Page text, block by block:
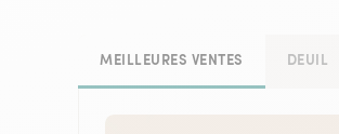
MEILLEURES VENTES DEUIL